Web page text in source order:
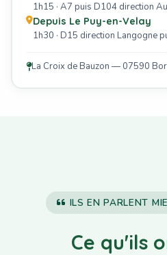
1h15 · A7 puis D104 direction
Depuis Le Puy-en-Velay
1h30 · D15 direction Langogne
La Croix de Bauzon — 07590
ILS EN PARLENT
Ce qu'ils